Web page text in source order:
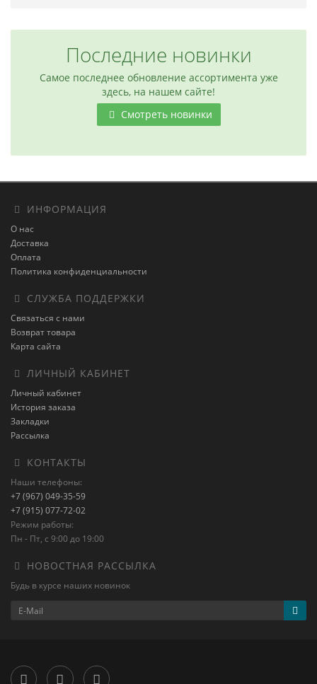
Последние новинки
Самое последнее обновление ассортимента уже
здесь, на нашем сайте!
Смотреть новинки
ИНФОРМАЦИЯ
О нас
Доставка
Оплата
Политика конфиденциальности
СЛУЖБА ПОДДЕРЖКИ
Связаться с нами
Возврат товара
Карта сайта
ЛИЧНЫЙ КАБИНЕТ
Личный кабинет
История заказа
Закладки
Рассылка
КОНТАКТЫ
Наши телефоны:
+7 (967) 049-35-59
+7 (915) 077-72-02
Режим работы:
Пн - Пт, с 9:00 до 19:00
НОВОСТНАЯ РАССЫЛКА
Будь в курсе наших новинок